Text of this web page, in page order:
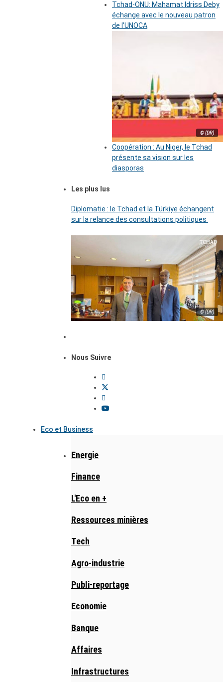
Tchad-ONU: Mahamat Idriss Deby
échange avec le nouveau patron
de l’UNOCA
© (DR)
Coopération : Au Niger, le Tchad
présente sa vision sur les
diasporas
Les plus lus
Diplomatie : le Tchad et la Türkiye échangent
sur la relance des consultations politiques
© (DR)
Nous Suivre
Eco et Business
Energie
Finance
L'Eco en +
Ressources minières
Tech
Agro-industrie
Publi-reportage
Economie
Banque
Affaires
Infrastructures